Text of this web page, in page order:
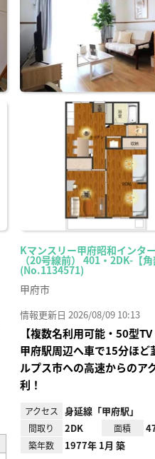
Kマンスリー甲府昭和インタ
（20号線前） 401・2DK-【角
(No.1134571)
甲府市
情報更新日 2026/08/09 10:13
【複数名利用可能・50型TV
甲府駅周辺へ車で15分ほど
ルプス市への高速からのア
利！
アクセス 身延線「甲府駅」
間取り 2DK 面積
築年数 1977年 1月 築